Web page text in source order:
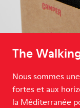
The
Nous sommes
fortes et aux
la Méditerranée